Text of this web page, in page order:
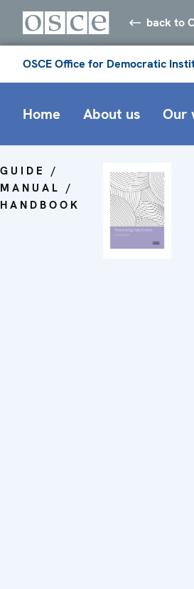
back to
OSCE Office for Democratic
Home About us Our
GUIDE /
MANUAL /
HANDBOOK